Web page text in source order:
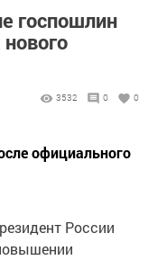
госпошлин
3532 0 0
официального
России